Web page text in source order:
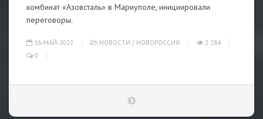
комбинат «Азовсталь» в Мариуполе, инициировали
переговоры.
16-МАЙ-2022 НОВОСТИ / НОВОРОССИЯ
2 284
0